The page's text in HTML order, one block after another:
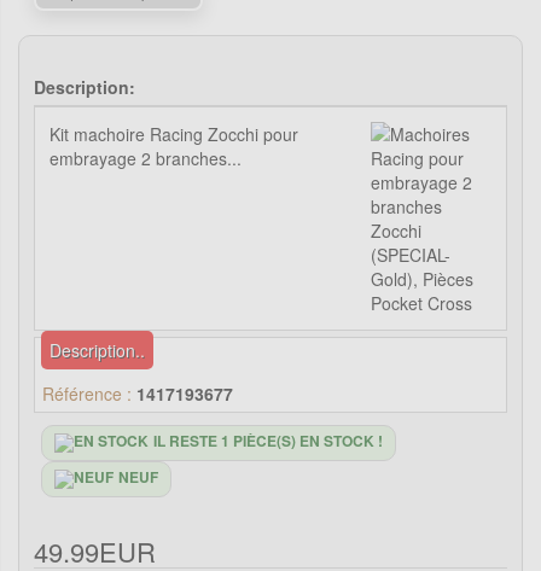
Description:
Kit machoire Racing Zocchi pour
embrayage 2 branches...
Description..
Référence : 1417193677
IL RESTE 1 PIÈCE(S) EN STOCK !
NEUF
49.99EUR